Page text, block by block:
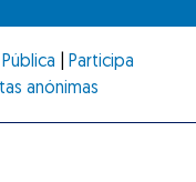
Participa
anónimas